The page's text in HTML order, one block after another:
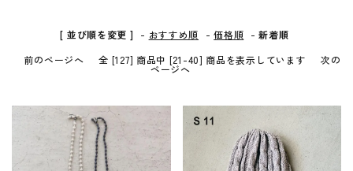
インフォメーション
お知らせ
プライバシーポリシー
特定商取引法について
[ 並び順を変更 ] - おすすめ順 -価格順 -新着順
前のページへ
全 [127] 商品中 [21-40] 商品を表示しています 次の
ページへ